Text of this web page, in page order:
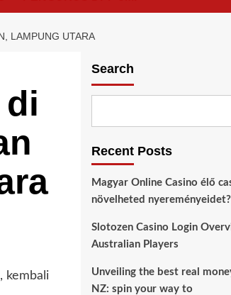
LAMPUNG UTARA
kembali
Search
Recent Posts
Magyar Online Casino élő
növelheted nyereményeidet?
Slotozen Casino Login
Australian Players
Unveiling the best real
NZ: spin your way to